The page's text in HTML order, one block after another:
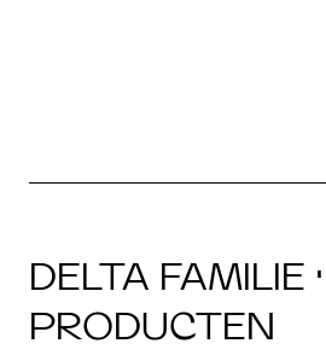
DELTA FAMILIE
PRODUCTEN